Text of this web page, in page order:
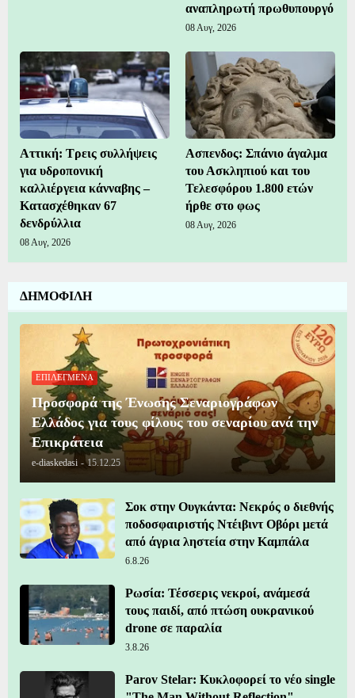
αναπληρωτή πρωθυπουργό
08 Αυγ, 2026
Αττική: Τρεις συλλήψεις
για υδροπονική
καλλιέργεια κάνναβης –
Κατασχέθηκαν 67
δενδρύλλια
08 Αυγ, 2026
Ασπενδος: Σπάνιο άγαλμα
του Ασκληπιού και του
Τελεσφόρου 1.800 ετών
ήρθε στο φως
08 Αυγ, 2026
ΔΗΜΟΦΙΛΗ
ΕΠΙΛΕΓΜΕΝΑ
Προσφορά της Ένωσης Σεναριογράφων
Ελλάδος για τους φίλους του σεναρίου ανά την
Επικράτεια
e-diaskedasi - 15.12.25
Σοκ στην Ουγκάντα: Νεκρός ο διεθνής
ποδοσφαιριστής Ντέιβιντ Οβόρι μετά
από άγρια ληστεία στην Καμπάλα
6.8.26
Ρωσία: Τέσσερις νεκροί, ανάμεσά
τους παιδί, από πτώση ουκρανικού
drone σε παραλία
3.8.26
Parov Stelar: Κυκλοφορεί το νέο single